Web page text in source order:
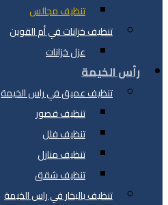
تنظيف مجالس
تنظيف خزانات في أم القوين
عزل خزانات
رأس الخيمة
تنظيف عميق في راس الخيمة
تنظيف قصور
تنظيف فلل
تنظيف منازل
تنظيف شقق
تنظيف بالبخار في راس الخيمة